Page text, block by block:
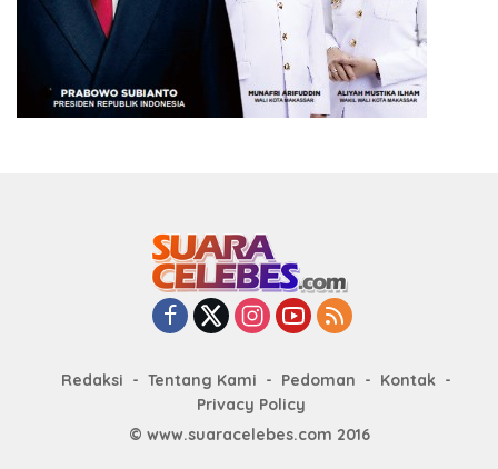
Redaksi Tentang Kami Pedoman
Kontak
Privacy Policy
© www.suaracelebes.com 2016